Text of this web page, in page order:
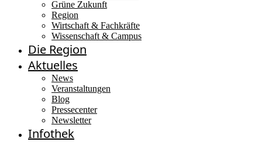
Grüne Zukunft
Region
Wirtschaft & Fachkräfte
Wissenschaft & Campus
Die Region
Aktuelles
News
Veranstaltungen
Blog
Pressecenter
Newsletter
Infothek